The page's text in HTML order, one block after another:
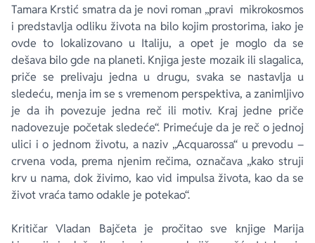
Tamara Krstić smatra da je novi roman „pravi mikrokosmos
i predstavlja odliku života na bilo kojim prostorima, iako je
ovde to lokalizovano u Italiju, a opet je moglo da se
dešava bilo gde na planeti. Knjiga jeste mozaik ili slagalica,
priče se prelivaju jedna u drugu, svaka se nastavlja u
sledeću, menja im se s vremenom perspektiva, a zanimljivo
je da ih povezuje jedna reč ili motiv. Kraj jedne priče
nadovezuje početak sledeće“. Primećuje da je reč o jednoj
ulici i o jednom životu, a naziv „Acquarossa“ u prevodu –
crvena voda, prema njenim rečima, označava „kako struji
krv u nama, dok živimo, kao vid impulsa života, kao da se
život vraća tamo odakle je potekao“.
Kritičar Vladan Bajčeta je pročitao sve knjige Marija